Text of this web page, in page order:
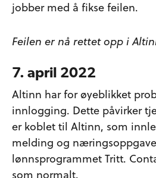
jobber med å fikse feilen.
Feilen er nå rettet opp i
7. april 2022
Altinn har for øyeblikket
innlogging. Dette påvirker
er koblet til Altinn, som
melding og
lønnsprogrammet Tritt.
som normalt.